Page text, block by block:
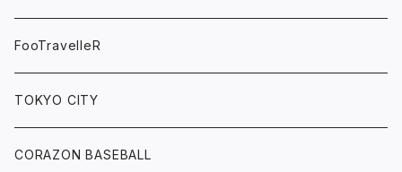
FooTravelleR
TOKYO CITY
CORAZON BASEBALL